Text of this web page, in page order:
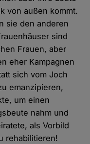
von außen kommt.
sie den anderen
sind
Frauen, aber
eher Kampagnen
sich vom Joch
emanzipieren,
um einen
nahm und
als Vorbild
rehabilitieren!